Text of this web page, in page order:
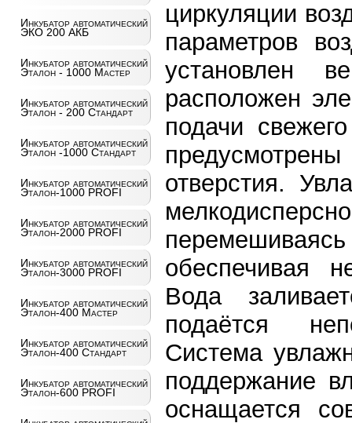
Инкубатор автоматический
ЭКО 200 АКБ
Инкубатор автоматический
Эталон - 1000 Мастер
Инкубатор автоматический
Эталон - 200 Стандарт
Инкубатор автоматический
Эталон -1000 Стандарт
Инкубатор автоматический
Эталон-1000 PROFI
Инкубатор автоматический
Эталон-2000 PROFI
Инкубатор автоматический
Эталон-3000 PROFI
Инкубатор автоматический
Эталон-400 Мастер
Инкубатор автоматический
Эталон-400 Стандарт
Инкубатор автоматический
Эталон-600 PROFI
циркуляции
параметров
установлен
расположен
подачи
отверстия.
обеспечивая
Вода
подаётся
Система
поддержание
оснащается